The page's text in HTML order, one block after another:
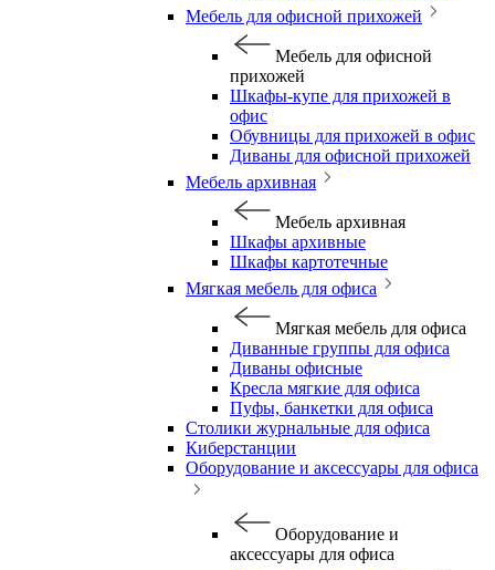
Мебель для офисной прихожей
Мебель для офисной
прихожей
Шкафы-купе для прихожей в
офис
Обувницы для прихожей в офис
Диваны для офисной прихожей
Мебель архивная
Мебель архивная
Шкафы архивные
Шкафы картотечные
Мягкая мебель для офиса
Мягкая мебель для офиса
Диванные группы для офиса
Диваны офисные
Кресла мягкие для офиса
Пуфы, банкетки для офиса
Столики журнальные для офиса
Киберстанции
Оборудование и аксессуары для офиса
Оборудование и
аксессуары для офиса